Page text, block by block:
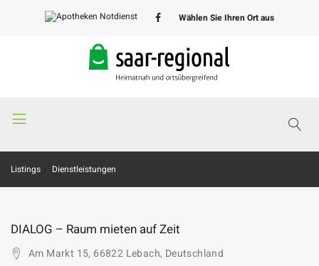
Apotheken
Wählen Sie Ihren Ort aus
Listings Dienstleistungen
DIALOG – Raum mieten auf Zeit
Am Markt 15, 66822 Lebach, Deutschland